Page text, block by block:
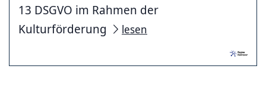
13 DSGVO im Rahmen der
Kulturförderung
lesen